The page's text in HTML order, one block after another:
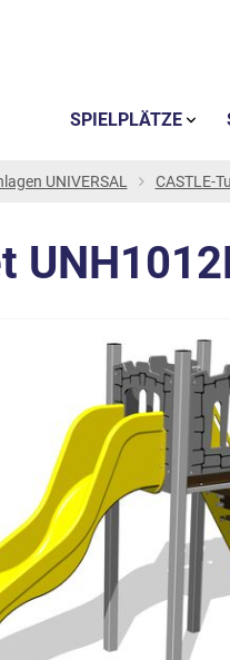
UNIVERSAL CASTLE-
SPIELPLÄTZE